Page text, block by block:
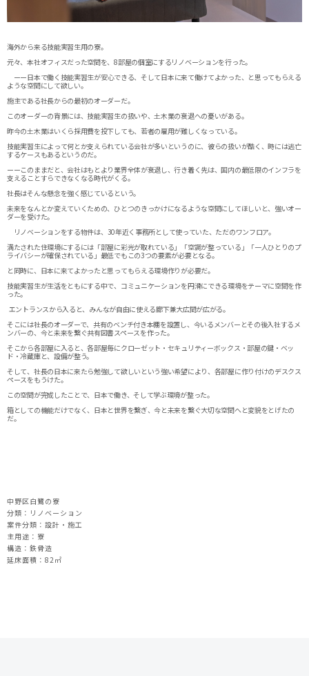
海外から来る技能実習生用の寮。
元々、本社オフィスだった空間を、8部屋の個室にするリノベーションを行った。
ーー日本で働く技能実習生が安心できる、そして日本に来て働けてよかった、と思ってもらえる
ような空間にして欲しい。
施主である社長からの最初のオーダーだ。
このオーダーの背景には、技能実習生の扱いや、土木業の衰退への憂いがある。
昨今の土木業はいくら採用費を投下しても、若者の雇用が難しくなっている。
技能実習生によって何とか支えられている会社が多いというのに、彼らの扱いが酷く、時には逃亡
するケースもあるというのだ。
ーーこのままだと、会社はもとより業界全体が衰退し、行き着く先は、国内の最低限のインフラを
支えることすらできなくなる時代がくる。
社長はそんな懸念を強く感じているという。
未来をなんとか変えていくための、ひとつのきっかけになるような空間にしてほしいと、強いオー
ダーを受けた。
リノベーションをする物件は、30年近く事務所として使っていた、ただのワンフロア。
満たされた住環境にするには「部屋に彩光が取れている」「空調が整っている」「一人ひとりのプ
ライバシーが確保されている」最低でもこの3つの要素が必要となる。
と同時に、日本に来てよかったと思ってもらえる環境作りが必要だ。
技能実習生が生活をともにする中で、コミュニケーションを円滑にできる環境をテーマに空間を作
った。
エントランスから入ると、みんなが自由に使える廊下兼大広間が広がる。
そこには社長のオーダーで、共有のベンチ付き本棚を設置し、今いるメンバーとその後入社するメ
ンバーの、今と未来を繋ぐ共有図書スペースを作った。
そこから各部屋に入ると、各部屋毎にクローゼット・セキュリティーボックス・部屋の鍵・ベッ
ド・冷蔵庫と、設備が整う。
そして、社長の日本に来たら勉強して欲しいという強い希望により、各部屋に作り付けのデスクス
ペースをもうけた。
この空間が完成したことで、日本で働き、そして学ぶ環境が整った。
箱としての機能だけでなく、日本と世界を繋ぎ、今と未来を繋ぐ大切な空間へと変貌をとげたの
だ。
中野区白鷺の寮
分類：リノベーション
案件分類：設計・施工
主用途：寮
構造：鉄骨造
延床面積：82 ㎡